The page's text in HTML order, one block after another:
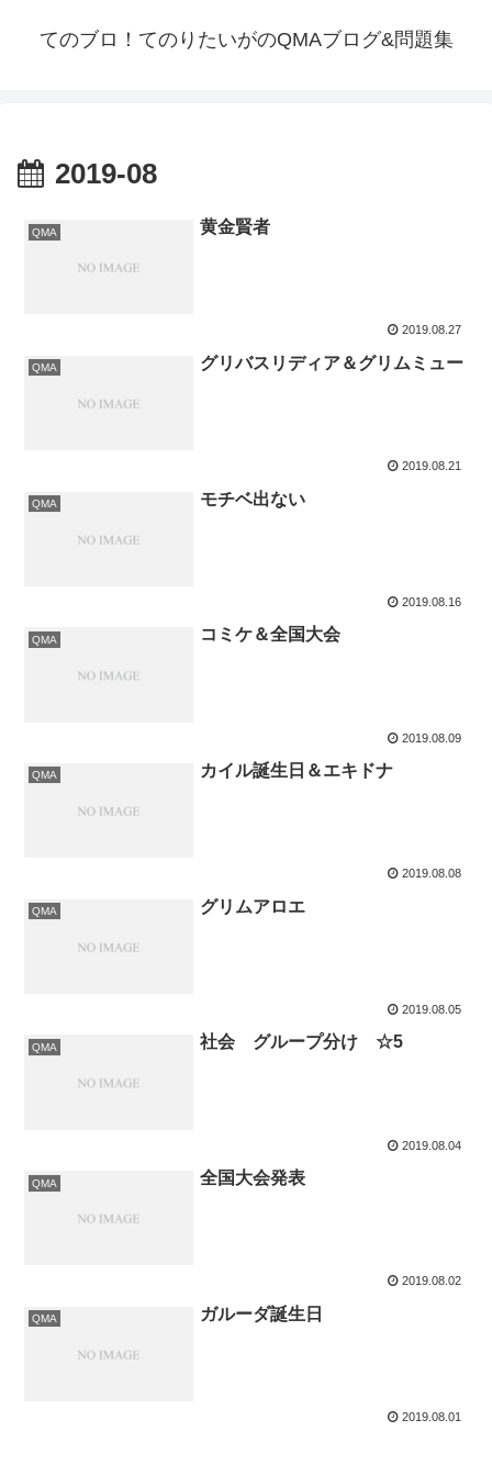
てのブロ！てのりたいがのQMAブログ&問題集
2019-08
QMA 黄金賢者
2019.08.27
QMA グリバスリディア＆グリムミュー
2019.08.21
QMA モチベ出ない
2019.08.16
QMA コミケ＆全国大会
2019.08.09
QMA カイル誕生日＆エキドナ
2019.08.08
QMA グリムアロエ
2019.08.05
QMA 社会 グループ分け ☆5
2019.08.04
QMA 全国大会発表
2019.08.02
QMA ガルーダ誕生日
2019.08.01